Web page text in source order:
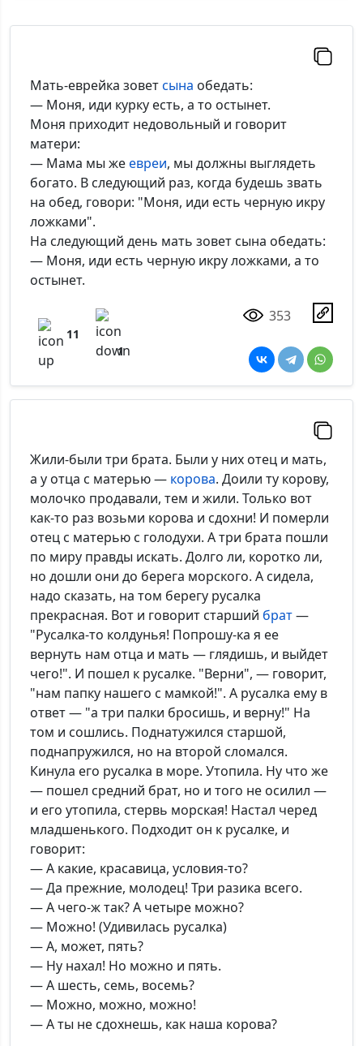
Мать-еврейка зоветсына обедать:
— Моня, иди курку есть, а то остынет.
Моня приходит недовольный и говорит
матери:
— Мама мы жеевреи, мы должны выглядеть
богато. В следующий раз, когда будешь звать
на обед, говори: "Моня, иди есть черную икру
ложками".
На следующий день мать зовет сына обедать:
— Моня, иди есть черную икру ложками, а то
остынет.
11
1
353
Жили-были три брата. Были у них отец и мать,
а у отца с матерью — корова. Доили ту корову,
молочко продавали, тем и жили. Только вот
как-то раз возьми корова и сдохни! И померли
отец с матерью с голодухи. А три брата пошли
по миру правды искать. Долго ли, коротко ли,
но дошли они до берега морского. А сидела,
надо сказать, на том берегу русалка
прекрасная. Вот и говорит старший брат—
"Русалка-то колдунья! Попрошу-ка я ее
вернуть нам отца и мать — глядишь, и выйдет
чего!". И пошел к русалке. "Верни", — говорит,
"нам папку нашего с мамкой!". А русалка ему в
ответ — "а три палки бросишь, и верну!" На
том и сошлись. Поднатужился старшой,
поднапружился, но на второй сломался.
Кинула его русалка в море. Утопила. Ну что же
— пошел средний брат, но и того не осилил —
и его утопила, стервь морская! Настал черед
младшенького. Подходит он к русалке, и
говорит:
— А какие, красавица, условия-то?
— Да прежние, молодец! Три разика всего.
— А чего-ж так? А четыре можно?
— Можно! (Удивилась русалка)
— А, может, пять?
— Ну нахал! Но можно и пять.
— А шесть, семь, восемь?
— Можно, можно, можно!
— А ты не сдохнешь, как наша корова?